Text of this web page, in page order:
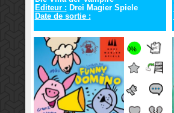
Editeur : Drei Magier Spiele
Date de sortie :
0%